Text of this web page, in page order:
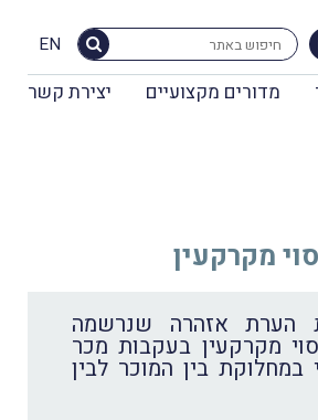
EN
מדורים מקצועיים יצירת קשר
מקרקעין
הערת אזהרה שנרשמה
מקרקעין בעקבות מכר
במחלוקת בין המוכר לבין